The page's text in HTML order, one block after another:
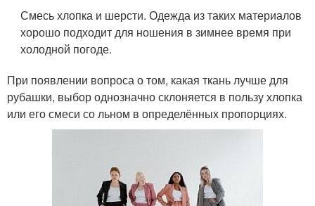
Смесь хлопка и шерсти. Одежда из таких материалов
хорошо подходит для ношения в зимнее время при
холодной погоде.
При появлении вопроса о том, какая ткань лучше для
рубашки, выбор однозначно склоняется в пользу хлопка
или его смеси со льном в определённых пропорциях.